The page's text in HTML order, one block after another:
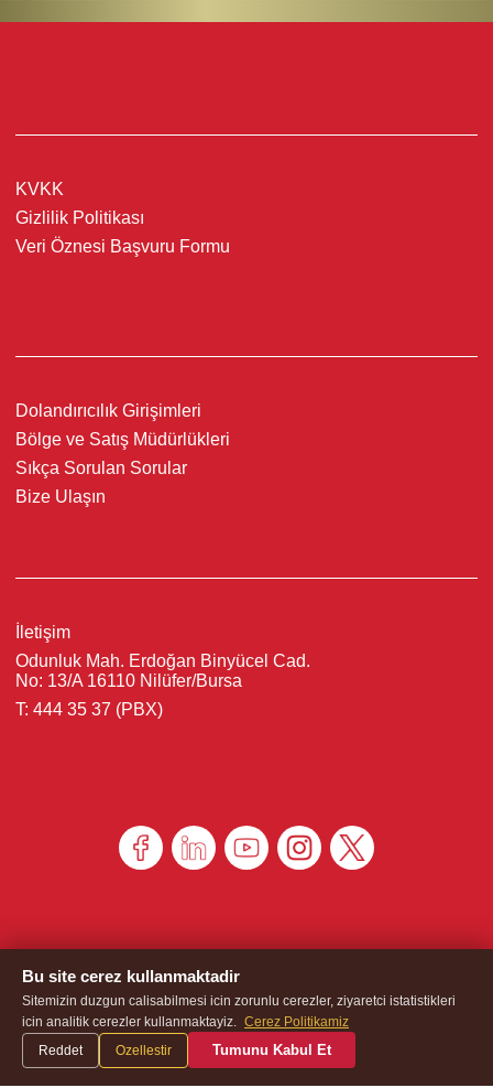
Bu site cerez kullanmaktadir
Sitemizin duzgun calisabilmesi icin zorunlu cerezler, ziyaretci istatistikleri
icin analitik cerezler kullanmaktayiz. Cerez Politikamiz
Reddet
Ozellestir Tumunu Kabul Et
KVKK
Gizlilik Politikası
Veri Öznesi Başvuru Formu
Dolandırıcılık Girişimleri
Bölge ve Satış Müdürlükleri
Sıkça Sorulan Sorular
Bize Ulaşın
İletişim
Odunluk Mah. Erdoğan Binyücel Cad.
No: 13/A 16110 Nilüfer/Bursa
T: 444 35 37 (PBX)
Eker Süt Ürünleri Gıda San. ve Ticaret A.Ş. Tüm telif
saklıdır © 2025